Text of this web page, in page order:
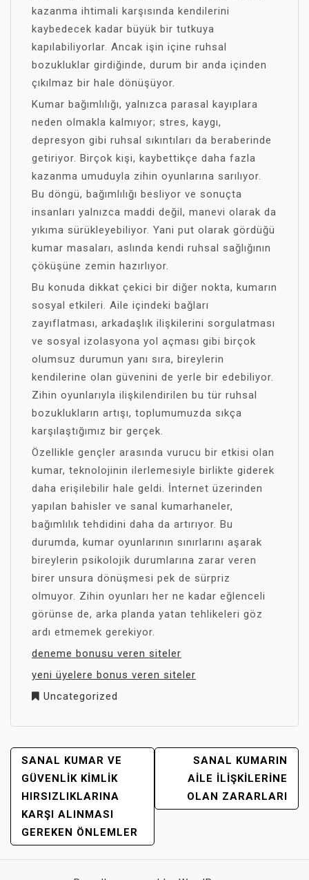
kazanma ihtimali karşısında kendilerini
kaybedecek kadar büyük bir tutkuya
kapılabiliyorlar. Ancak işin içine ruhsal
bozukluklar girdiğinde, durum bir anda içinden
çıkılmaz bir hale dönüşüyor.
Kumar bağımlılığı, yalnızca parasal kayıplara
neden olmakla kalmıyor; stres, kaygı,
depresyon gibi ruhsal sıkıntıları da beraberinde
getiriyor. Birçok kişi, kaybettikçe daha fazla
kazanma umuduyla zihin oyunlarına sarılıyor.
Bu döngü, bağımlılığı besliyor ve sonuçta
insanları yalnızca maddi değil, manevi olarak da
yıkıma sürükleyebiliyor. Yani put olarak gördüğü
kumar masaları, aslında kendi ruhsal sağlığının
çöküşüne zemin hazırlıyor.
Bu konuda dikkat çekici bir diğer nokta, kumarın
sosyal etkileri. Aile içindeki bağları
zayıflatması, arkadaşlık ilişkilerini sorgulatması
ve sosyal izolasyona yol açması gibi birçok
olumsuz durumun yanı sıra, bireylerin
kendilerine olan güvenini de yerle bir edebiliyor.
Zihin oyunlarıyla ilişkilendirilen bu tür ruhsal
bozuklukların artışı, toplumumuzda sıkça
karşılaştığımız bir gerçek.
Özellikle gençler arasında vurucu bir etkisi olan
kumar, teknolojinin ilerlemesiyle birlikte giderek
daha erişilebilir hale geldi. İnternet üzerinden
yapılan bahisler ve sanal kumarhaneler,
bağımlılık tehdidini daha da artırıyor. Bu
durumda, kumar oyunlarının sınırlarını aşarak
bireylerin psikolojik durumlarına zarar veren
birer unsura dönüşmesi pek de sürpriz
olmuyor. Zihin oyunları her ne kadar eğlenceli
görünse de, arka planda yatan tehlikeleri göz
ardı etmemek gerekiyor.
deneme bonusu veren siteler
yeni üyelere bonus veren siteler
Uncategorized
YAZI
GEZINMESI
SANAL KUMAR VE
GÜVENLIK KIMLIK
HIRSIZLIKLARINA
KARŞI ALINMASI
GEREKEN ÖNLEMLER
SANAL KUMARIN
AILE İLIŞKILERINE
OLAN ZARARLARI